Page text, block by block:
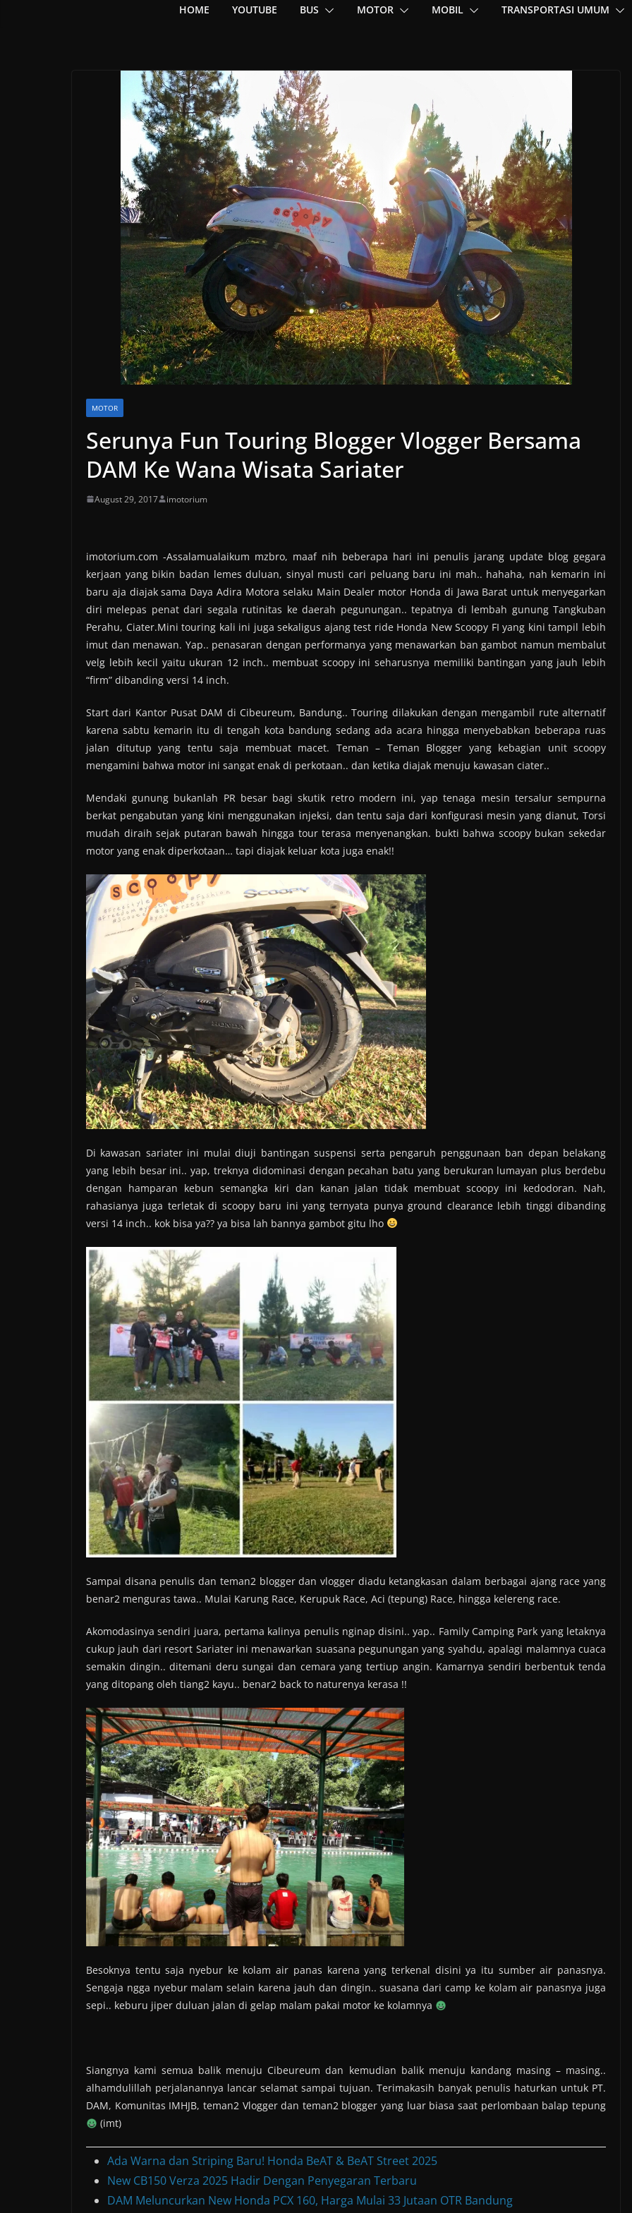
HOME YOUTUBE BUS MOTOR MOBIL TRANSPORTASI UMUM
MOTOR
Serunya Fun Touring Blogger Vlogger Bersama
DAM Ke Wana Wisata Sariater
August 29, 2017 imotorium
imotorium.com -Assalamualaikum mzbro, maaf nih beberapa hari ini penulis jarang update blog gegara
kerjaan yang bikin badan lemes duluan, sinyal musti cari peluang baru ini mah.. hahaha, nah kemarin ini
baru aja diajak sama Daya Adira Motora selaku Main Dealer motor Honda di Jawa Barat untuk menyegarkan
diri melepas penat dari segala rutinitas ke daerah pegunungan.. tepatnya di lembah gunung Tangkuban
Perahu, Ciater.Mini touring kali ini juga sekaligus ajang test ride Honda New Scoopy FI yang kini tampil lebih
imut dan menawan. Yap.. penasaran dengan performanya yang menawarkan ban gambot namun membalut
velg lebih kecil yaitu ukuran 12 inch.. membuat scoopy ini seharusnya memiliki bantingan yang jauh lebih
“firm” dibanding versi 14 inch.
Start dari Kantor Pusat DAM di Cibeureum, Bandung.. Touring dilakukan dengan mengambil rute alternatif
karena sabtu kemarin itu di tengah kota bandung sedang ada acara hingga menyebabkan beberapa ruas
jalan ditutup yang tentu saja membuat macet. Teman – Teman Blogger yang kebagian unit scoopy
mengamini bahwa motor ini sangat enak di perkotaan.. dan ketika diajak menuju kawasan ciater..
Mendaki gunung bukanlah PR besar bagi skutik retro modern ini, yap tenaga mesin tersalur sempurna
berkat pengabutan yang kini menggunakan injeksi, dan tentu saja dari konfigurasi mesin yang dianut, Torsi
mudah diraih sejak putaran bawah hingga tour terasa menyenangkan. bukti bahwa scoopy bukan sekedar
motor yang enak diperkotaan… tapi diajak keluar kota juga enak!!
Di kawasan sariater ini mulai diuji bantingan suspensi serta pengaruh penggunaan ban depan belakang
yang lebih besar ini.. yap, treknya didominasi dengan pecahan batu yang berukuran lumayan plus berdebu
dengan hamparan kebun semangka kiri dan kanan jalan tidak membuat scoopy ini kedodoran. Nah,
rahasianya juga terletak di scoopy baru ini yang ternyata punya ground clearance lebih tinggi dibanding
versi 14 inch.. kok bisa ya?? ya bisa lah bannya gambot gitu lho
Sampai disana penulis dan teman2 blogger dan vlogger diadu ketangkasan dalam berbagai ajang race yang
benar2 menguras tawa.. Mulai Karung Race, Kerupuk Race, Aci (tepung) Race, hingga kelereng race.
Akomodasinya sendiri juara, pertama kalinya penulis nginap disini.. yap.. Family Camping Park yang letaknya
cukup jauh dari resort Sariater ini menawarkan suasana pegunungan yang syahdu, apalagi malamnya cuaca
semakin dingin.. ditemani deru sungai dan cemara yang tertiup angin. Kamarnya sendiri berbentuk tenda
yang ditopang oleh tiang2 kayu.. benar2 back to naturenya kerasa !!
Besoknya tentu saja nyebur ke kolam air panas karena yang terkenal disini ya itu sumber air panasnya.
Sengaja ngga nyebur malam selain karena jauh dan dingin.. suasana dari camp ke kolam air panasnya juga
sepi.. keburu jiper duluan jalan di gelap malam pakai motor ke kolamnya
Siangnya kami semua balik menuju Cibeureum dan kemudian balik menuju kandang masing – masing..
alhamdulillah perjalanannya lancar selamat sampai tujuan. Terimakasih banyak penulis haturkan untuk PT.
DAM, Komunitas IMHJB, teman2 Vlogger dan teman2 blogger yang luar biasa saat perlombaan balap tepung
(imt)
Ada Warna dan Striping Baru! Honda BeAT & BeAT Street 2025
New CB150 Verza 2025 Hadir Dengan Penyegaran Terbaru
DAM Meluncurkan New Honda PCX 160, Harga Mulai 33 Jutaan OTR Bandung